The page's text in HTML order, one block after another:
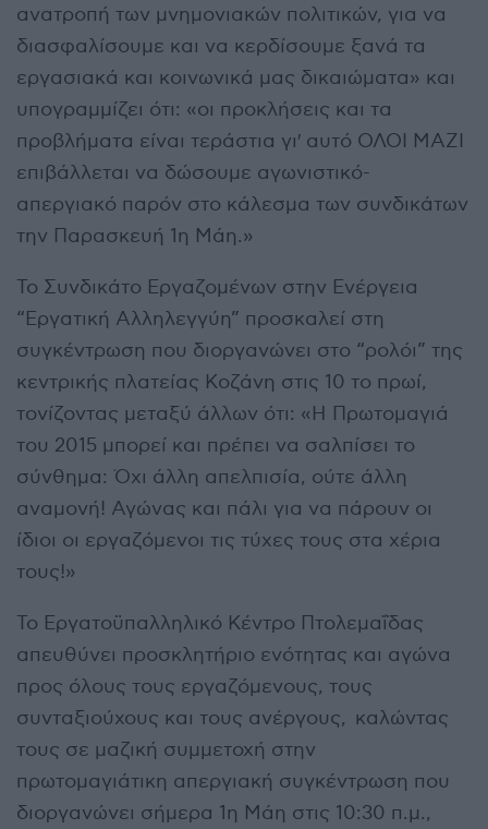
ανατροπή των μνημονιακών πολιτικών, για να
διασφαλίσουμε και να κερδίσουμε ξανά τα
εργασιακά και κοινωνικά μας δικαιώματα» και
υπογραμμίζει ότι: «οι προκλήσεις και τα
προβλήματα είναι τεράστια γι′ αυτό ΟΛΟΙ ΜΑΖΙ
επιβάλλεται να δώσουμε αγωνιστικό-
απεργιακό παρόν στο κάλεσμα των συνδικάτων
την Παρασκευή 1η Μάη.»
Το Συνδικάτο Εργαζομένων στην Ενέργεια
“Εργατική Αλληλεγγύη” προσκαλεί στη
συγκέντρωση που διοργανώνει στο “ρολόι” της
κεντρικής πλατείας Κοζάνη στις 10 το πρωί,
τονίζοντας μεταξύ άλλων ότι: «Η Πρωτομαγιά
του 2015 μπορεί και πρέπει να σαλπίσει το
σύνθημα: Όχι άλλη απελπισία, ούτε άλλη
αναμονή! Αγώνας και πάλι για να πάρουν οι
ίδιοι οι εργαζόμενοι τις τύχες τους στα χέρια
τους!»
Το Εργατοϋπαλληλικό Κέντρο Πτολεμαΐδας
απευθύνει προσκλητήριο ενότητας και αγώνα
προς όλους τους εργαζόμενους, τους
συνταξιούχους και τους ανέργους, καλώντας
τους σε μαζική συμμετοχή στην
πρωτομαγιάτικη απεργιακή συγκέντρωση που
διοργανώνει σήμερα 1η Μάη στις 10:30 π.μ.,